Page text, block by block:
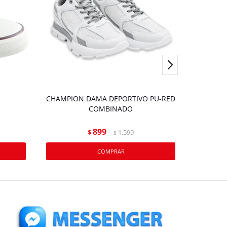
CHAMPION DAMA DEPORTIVO PU-RED
COMBINADO
$899 $ 1.599